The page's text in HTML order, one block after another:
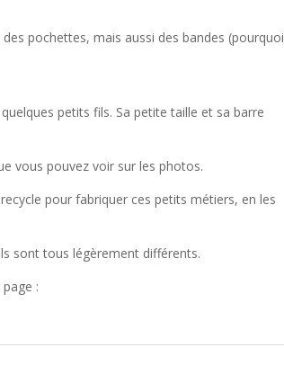
pochettes, mais aussi des bandes (pourquoi
petits fils. Sa petite taille et sa barre
vous pouvez voir sur les photos.
pour fabriquer ces petits métiers, en les
sont tous légèrement différents.
: